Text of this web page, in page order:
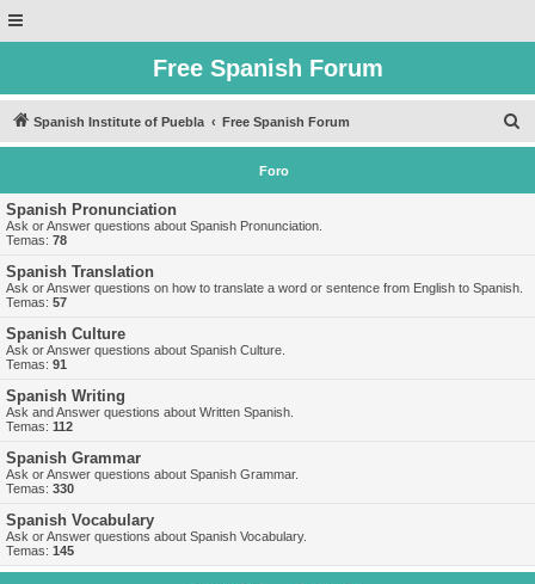
Free Spanish Forum
Spanish Institute of Puebla Free Spanish Forum
u
Foro
Spanish Pronunciation
Ask or Answer questions about Spanish Pronunciation.
Temas: 78
Spanish Translation
Ask or Answer questions on how to translate a word or sentence from English to Spanish.
Temas: 57
Spanish Culture
Ask or Answer questions about Spanish Culture.
Temas: 91
Spanish Writing
Ask and Answer questions about Written Spanish.
Temas: 112
Spanish Grammar
Ask or Answer questions about Spanish Grammar.
Temas: 330
Spanish Vocabulary
Ask or Answer questions about Spanish Vocabulary.
Temas: 145